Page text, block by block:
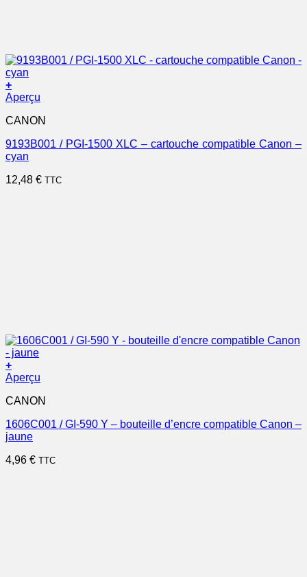
+
Aperçu
CANON
9193B001 / PGI-1500 XLC – cartouche compatible Canon –
cyan
12,48 € TTC
+
Aperçu
CANON
1606C001 / GI-590 Y – bouteille d’encre compatible Canon –
jaune
4,96 € TTC